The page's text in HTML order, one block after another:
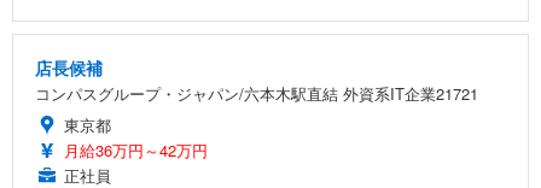
店長候補
コンパスグループ・ジャパン/六本木駅直結 外資系IT企業21721
東京都
月給36万円～42万円
正社員